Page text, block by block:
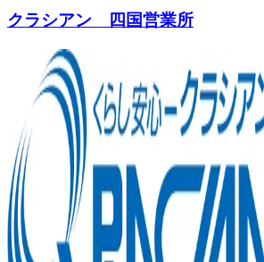
クラシアン 四国営業所